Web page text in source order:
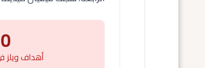
0أهداف ويلز